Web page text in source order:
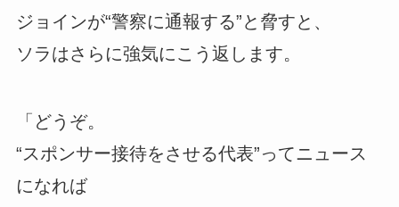
ジョインが“警察に通報する”と脅すと、
ソラはさらに強気にこう返します。
「どうぞ。
“スポンサー接待をさせる代表”ってニュース
になれば